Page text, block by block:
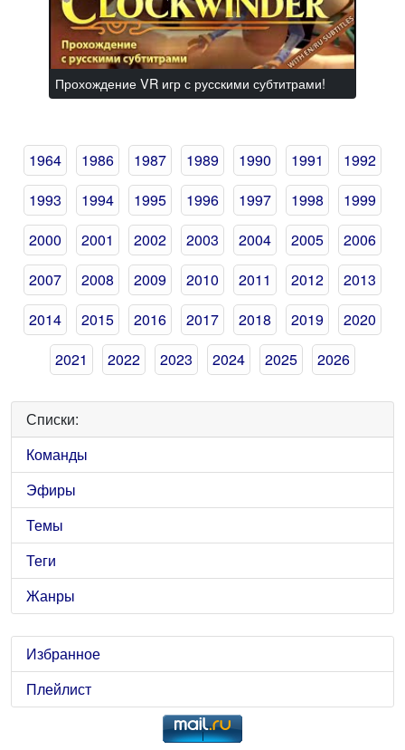
Прохождение VR игр с русскими субтитрами!
1964 1986 1987 1989 1990 1991
1992
1993
1994 1995 1996 1997 1998
1999
2000
2001 2002 2003 2004 2005
2006
2007
2008 2009 2010 2011 2012
2013
2014
2015 2016 2017 2018 2019
2020
2021
2022 2023 2024 2025 2026
Списки:
Команды
Эфиры
Темы
Теги
Жанры
Избранное
Плейлист